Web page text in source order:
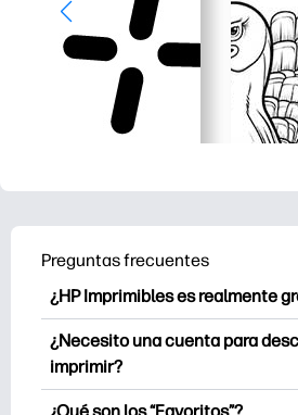
Preguntas frecuentes
¿HP Imprimibles es realmente
HP Printables ofrece más de
imprimibles gratuitos para
imprimir. Explora páginas para
populares, hojas de trabajo de
¿Necesito una cuenta para
imprimir?
Puede explorar e imprimir sin